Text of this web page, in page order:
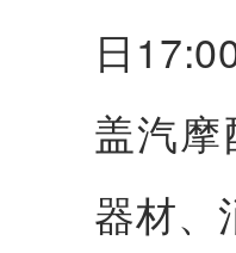
日
盖汽
器材、